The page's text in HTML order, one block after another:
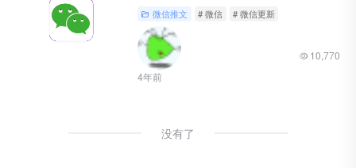
微信推文 # 微信 # 微信更新
4年前
10,770
没有了